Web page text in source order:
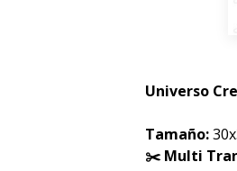
Universo
Tamaño:
✂️ Multi